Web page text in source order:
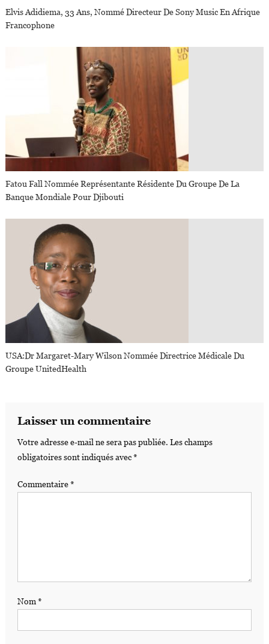
Elvis Adidiema, 33 Ans, Nommé Directeur De Sony Music En Afrique
Francophone
Fatou Fall Nommée Représentante Résidente Du Groupe De La
Banque Mondiale Pour Djibouti
USA:Dr Margaret-Mary Wilson Nommée Directrice Médicale Du
Groupe UnitedHealth
Laisser un commentaire
Votre adresse e-mail ne sera pas publiée. Les champs
obligatoires sont indiqués avec*
Commentaire*
Nom*